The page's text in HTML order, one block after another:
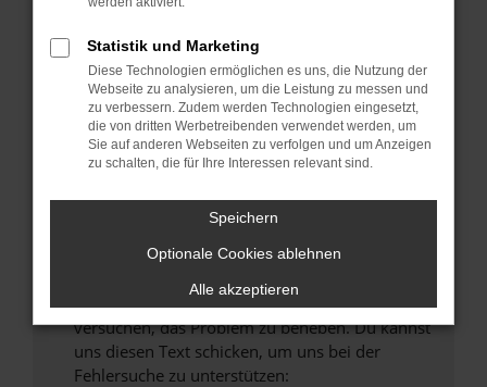
Probleme zu beheben.
Stelle sicher, dass dein Browser und dein
Betriebssystem auf dem neuesten Stand
sind.
Veraltete Software birgt nicht nur ein
Sicherheitsrisiko, sondern kann auch dazu
führen, dass bestimmte Funktionen nicht mehr
unterstützt werden.
Wende dich an den Webseitenbetreiber.
Wenn du alle oben genannten Schritte versucht
hast, kontaktiere uns bitte. Wir werden
versuchen, das Problem zu beheben. Du kannst
uns diesen Text schicken, um uns bei der
Fehlersuche zu unterstützen:
Statistik und Marketing
Diese Technologien ermöglichen es uns, die Nutzung der
Webseite zu analysieren, um die Leistung zu messen und
zu verbessern. Zudem werden Technologien eingesetzt,
die von dritten Werbetreibenden verwendet werden, um
Sie auf anderen Webseiten zu verfolgen und um Anzeigen
zu schalten, die für Ihre Interessen relevant sind.
Speichern
Optionale Cookies ablehnen
Alle akzeptieren